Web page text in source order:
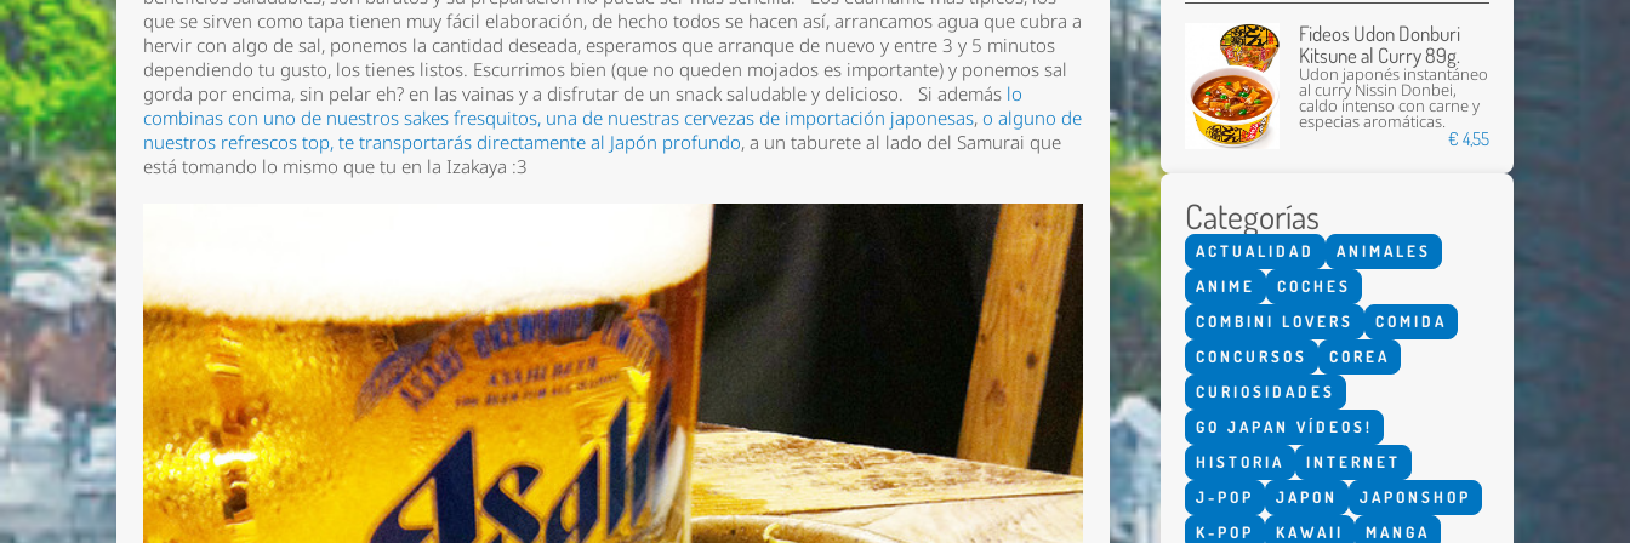
que se sirven como tapa tienen muy fácil elaboración, de hecho todos se hacen así, arrancamos agua que cubra a
hervir con algo de sal, ponemos la cantidad deseada, esperamos que arranque de nuevo y entre 3 y 5 minutos
dependiendo tu gusto, los tienes listos. Escurrimos bien (que no queden mojados es importante) y ponemos sal
gorda por encima, sin pelar eh? en las vainas y a disfrutar de un snack saludable y delicioso. Si además lo
combinas con uno de nuestros sakes fresquitos, una de nuestras cervezas de importación japonesas,o alguno de
nuestros refrescos top, te transportarás directamente al Japón profundo, a un taburete al lado del Samurai que
está tomando lo mismo que tu en la Izakaya :3
Fideos Udon Donburi
Kitsune al Curry 89g.
Udon japonés instantáneo
al curry Nissin Donbei,
caldo intenso con carne y
especias aromáticas.
€ 4,55
Categorías
ACTUALIDAD
ANIMALES
ANIME
COCHES
COMBINI LOVERS
COMIDA
CONCURSOS
COREA
CURIOSIDADES
GO JAPAN VÍDEOS!
HISTORIA
INTERNET
J-POP
JAPON
JAPONSHOP
K-POP
KAWAII MANGA
Enviar